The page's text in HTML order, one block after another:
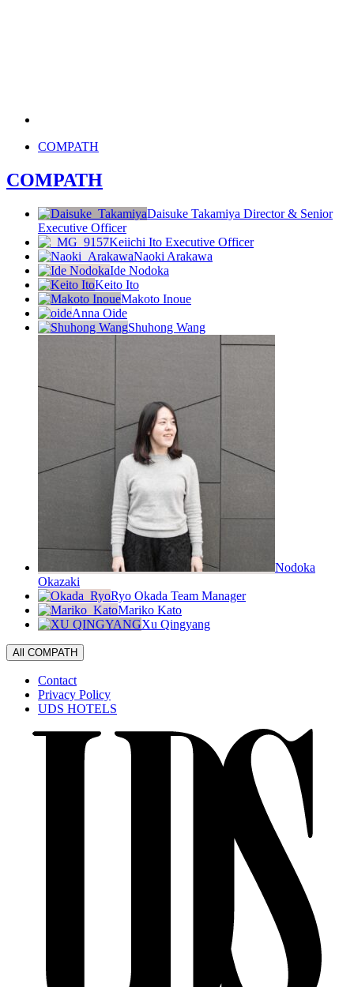
COMPATH
COMPATH
Daisuke Takamiya Director & Senior
Executive Officer
Keiichi Ito Executive Officer
Naoki Arakawa
Ide Nodoka
Keito Ito
Makoto Inoue
Anna Oide
Shuhong Wang
Nodoka
Okazaki
Ryo Okada Team Manager
Mariko Kato
Xu Qingyang
All COMPATH
Contact
Privacy Policy
UDS HOTELS